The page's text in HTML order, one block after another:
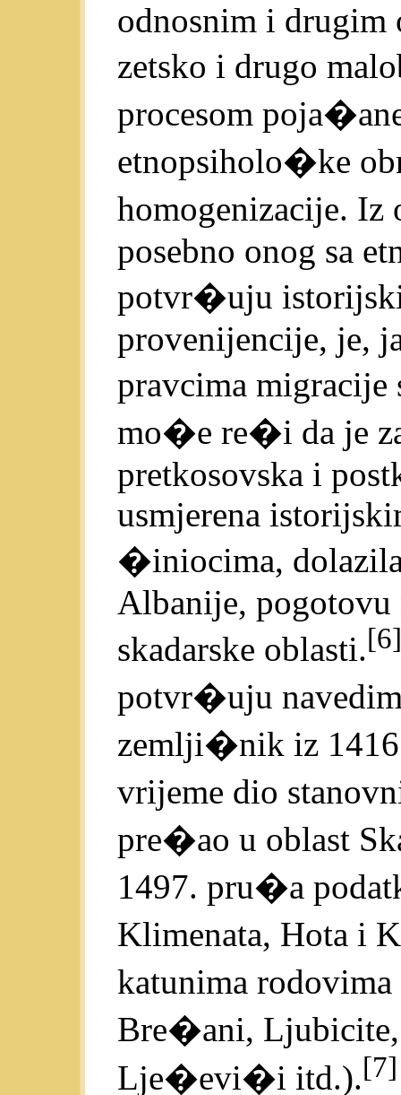
odnosnim i drugim
zetsko i drugo
procesom
etnopsiholo�ke
homogenizacije.
posebno onog sa
potvr�uju
provenijencije, je,
pravcima
mo�e re�i da je
pretkosovska i
usmjerena
�iniocima,
Albanije, pogotovu
skadarske oblasti.[6]
potvr�uju
zemlji�nik iz
vrijeme dio
pre�ao u oblast
1497. pru�a
Klimenata, Hota i
katunima
Bre�ani,
Lje�evi�i itd.).[7]